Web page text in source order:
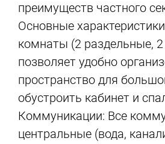
преимуществ частного
Основные
комнаты (2 раздельные,
позволяет удобно
пространство для
обустроить кабинет и
Коммуникации: Все
центральные (вода,